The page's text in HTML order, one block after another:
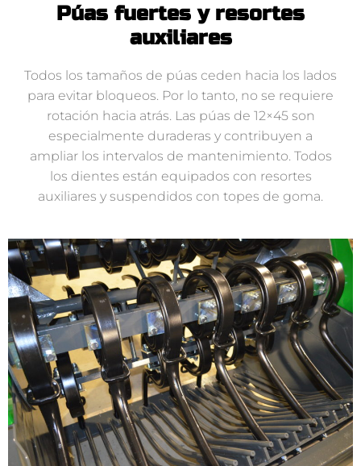
Púas fuertes y resortes
auxiliares
Todos los tamaños de púas ceden hacia los lados
para evitar bloqueos. Por lo tanto, no se requiere
rotación hacia atrás. Las púas de 12×45 son
especialmente duraderas y contribuyen a
ampliar los intervalos de mantenimiento. Todos
los dientes están equipados con resortes
auxiliares y suspendidos con topes de goma.